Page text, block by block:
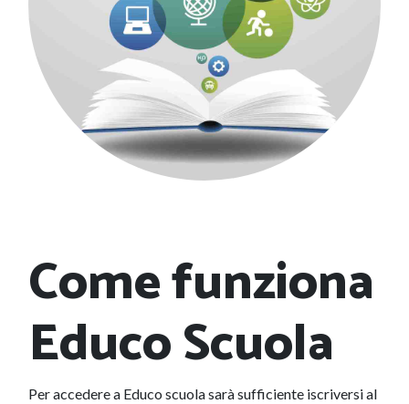
Come funziona
Educo Scuola
Per accedere a Educo scuola sarà sufficiente iscriversi al